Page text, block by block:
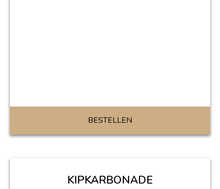
BESTELLEN
KIPKARBONADE